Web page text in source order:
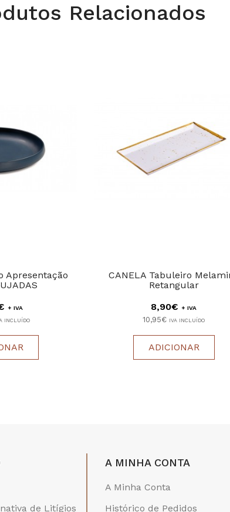
Relacionados
Apresentação
+ IVA
INCLUÍDO
CANELA Tabuleiro
Retangular
8,90€+ IVA
10,95€ IVA INCLUÍDO
ADICIONAR
de Litígios
A MINHA CONTA
A Minha Conta
Histórico de Pedidos